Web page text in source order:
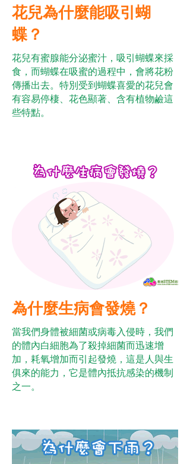
花兒為什麼能吸引蝴
蝶？
花兒有蜜腺能分泌蜜汁，吸引蝴蝶來採
食，而蝴蝶在吸蜜的過程中，會將花粉
傳播出去。特別受到蝴蝶喜愛的花兒會
有容易停棲、花色顯著、含有植物鹼這
些特點。
為什麼生病會發燒？
當我們身體被細菌或病毒入侵時，我們
的體內白細胞為了殺掉細菌而迅速增
加，耗氧增加而引起發燒，這是人與生
俱來的能力，它是體內抵抗感染的機制
之一。